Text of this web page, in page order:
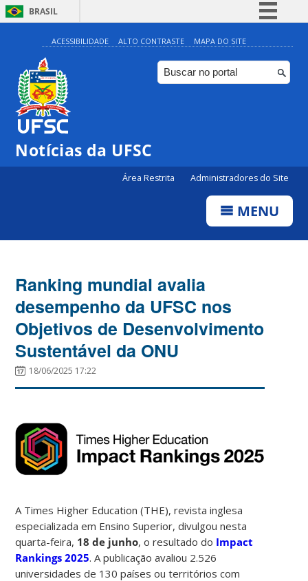
BRASIL
Simplifique!
Comunica BR
Participe
ACESSIBILIDADE ALTO CONTRASTE MAPA DO SITE
Notícias da UFSC
Área Restrita Administradores do Site
MENU
Ranking mundial avalia
desempenho da UFSC nos
Objetivos de Desenvolvimento
Sustentável da ONU
18/06/2025 17:22
A Times Higher Education (THE), revista inglesa
especializada em Ensino Superior, divulgou nesta
quarta-feira, 18 de junho, o resultado do Impact
Rankings 2025. A publicação avaliou 2.526
universidades de 130 países ou territórios com